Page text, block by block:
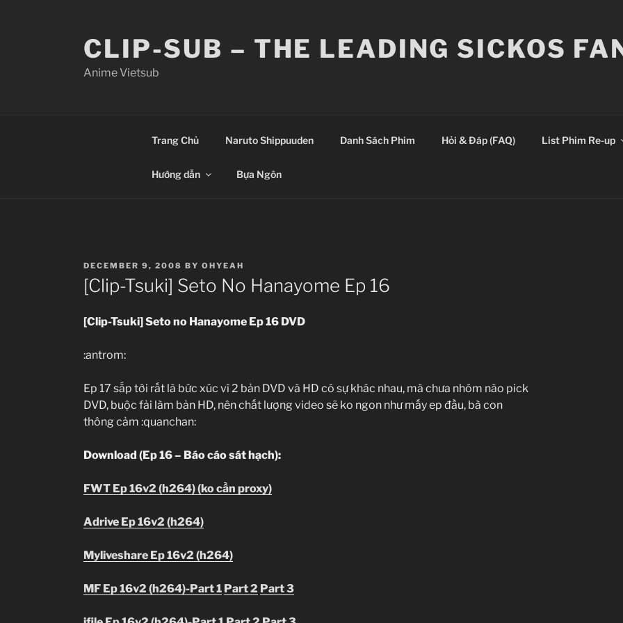
CLIP-SUB – THE LEADING SICKOS
Anime Vietsub
Trang Chủ Naruto Shippuuden Danh Sách Phim Hỏi & Đáp (FAQ) List Phim Re-up
Hướng dẫn Bựa Ngôn
POSTED
ON
DECEMBER 9, 2008 BY OHYEAH
[Clip-Tsuki] Seto No Hanayome Ep 16
[Clip-Tsuki] Seto no Hanayome Ep 16 DVD
:antrom:
Ep 17 sắp tới rất là bức xúc vì 2 bản DVD và HD có sự khác nhau, mà chưa nhóm nào pick
DVD, buộc fải làm bản HD, nên chất lượng video sẽ ko ngon như mấy ep đầu, bà con
thông cảm :quanchan:
Download (Ep 16 – Báo cáo sát hạch):
FWT Ep 16v2 (h264) (ko cần proxy)
Adrive Ep 16v2 (h264)
Myliveshare Ep 16v2 (h264)
MF Ep 16v2 (h264)-Part 1 Part 2 Part 3